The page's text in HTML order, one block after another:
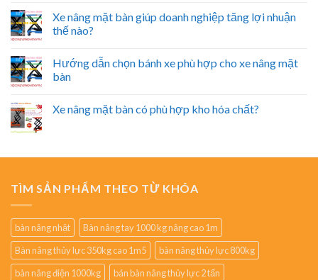
Xe nâng mặt bàn giúp doanh nghiệp tăng lợi nhuận
thế nào?
Hướng dẫn chọn bánh xe phù hợp cho xe nâng mặt
bàn
Xe nâng mặt bàn có phù hợp kho hóa chất?
TÌM SẢN PHẨM THEO TỪ KHÓA
bàn nâng nhật
Bàn nâng tay 1000 kg nâng cao 1m
Bàn nâng thủy lực 350kg cao 1m5
bàn nâng thủy lực 800kg
bàn nâng điện 1000kg
bán bàn nâng thủy lực 2 tấn